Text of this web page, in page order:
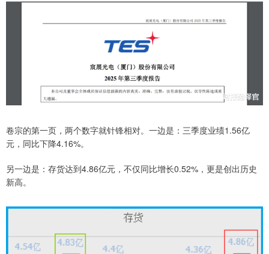
卷宗的第一页，两个数字就针锋相对。一边是：三季度业绩1.56亿
元，同比下降4.16%。
另一边是：存货达到4.86亿元，不仅同比增长0.52%，更是创出历史
新高。